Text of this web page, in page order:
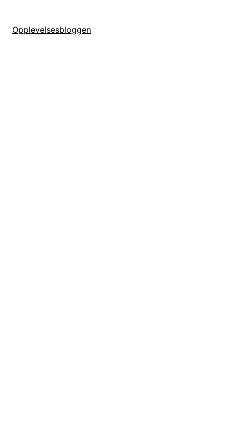
Opplevelsesbloggen